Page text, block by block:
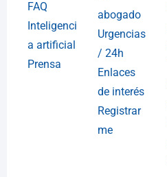
FAQ
Inteligenci
a artificial
Prensa
abogado
Urgencias
/ 24h
Enlaces
de interés
Registrar
me